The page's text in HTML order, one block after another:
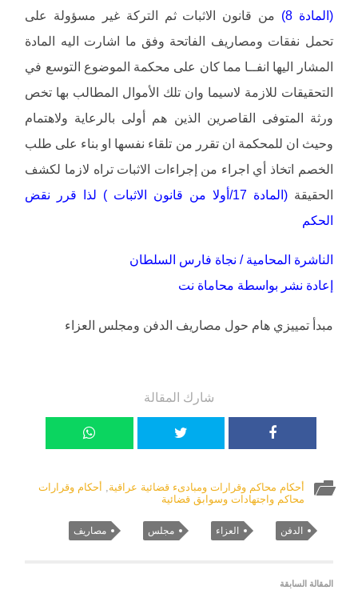
(المادة 8)
من قانون الاثبات ثم التركة غير مسؤولة على
تحمل نفقات ومصاريف الفاتحة وفق ما اشارت اليه المادة
المشار اليها انفــا مما كان على محكمة الموضوع التوسع في
التحقيقات للازمة لاسيما وان تلك الأموال المطالب بها تخص
ورثة المتوفى القاصرين الذين هم أولى بالرعاية ولاهتمام
وحيث ان للمحكمة ان تقرر من تلقاء نفسها او بناء على طلب
الخصم اتخاذ أي اجراء من إجراءات الاثبات تراه لازما لكشف
الحقيقة
(المادة 17/أولا من قانون الاثبات ) لذا قرر نقض
الحكم
الناشرة المحامية / نجاة فارس السلطان
إعادة نشر بواسطة محاماة نت
مبدأ تمييزي هام حول مصاريف الدفن ومجلس العزاء
شارك المقالة
أحكام محاكم وقرارات ومبادىء قضائية عراقية, أحكام وقرارات
محاكم واجتهادات وسوابق قضائية
الدفن العزاء مجلس مصاريف
المقالة السابقة